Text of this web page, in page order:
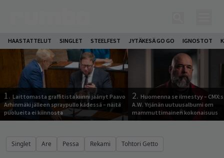
HAASTATTELUT SINGLET STEELFEST JYTÄKESÄ GO GO IGNOSTOT
1. Laittomasta graffitista kiinni jäänyt Paavo
Arhinmäki jälleen spraypullo kädessä – näitä
puolueita ei kiinnosta
2. Huomenna se ilmestyy –
A.W. Yrjänän uutuusalbumi om
mammuttimainen kokonaisuus
Singlet Are Pessa Rekami Tohtori Getto